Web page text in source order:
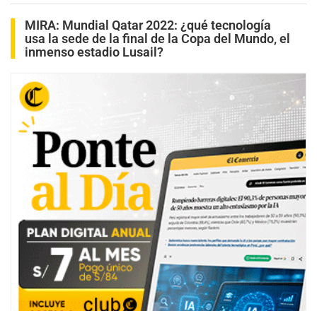
MIRA: Mundial Qatar 2022: ¿qué tecnología
usa la sede de la final de la Copa del Mundo, el
inmenso estadio Lusail?